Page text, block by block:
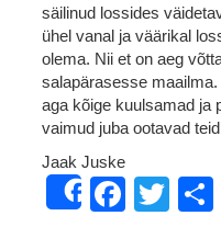
säilinud lossides
ühel vanal ja väärikal
olema. Nii et on aeg
salapärasesse
aga kõige kuulsamad ja
vaimud juba ootavad
Jaak Juske
Share